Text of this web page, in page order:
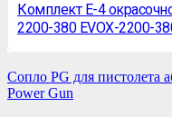
Комплект E-4
2200-380 EVOX-2200-
Сопло PG для пистолета
Power Gun